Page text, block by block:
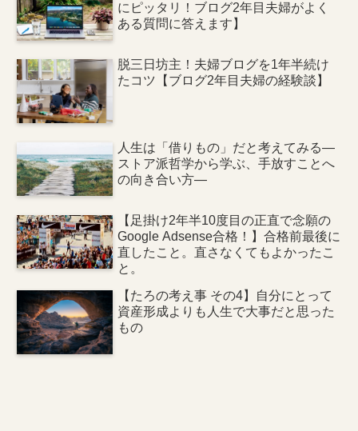
にピッタリ！ブログ2年目夫婦がよく
ある質問に答えます】
脱三日坊主！夫婦ブログを1年半続け
たコツ【ブログ2年目夫婦の経験談】
人生は「借りもの」だと考えてみる―
ストア派哲学から学ぶ、手放すことへ
の向き合い方―
【足掛け2年半10度目の正直で念願の
Google Adsense合格！】合格前最後に
直したこと。直さなくてもよかったこ
と。
【たろの考え事 その4】自分にとって
資産形成よりも人生で大事だと思った
もの